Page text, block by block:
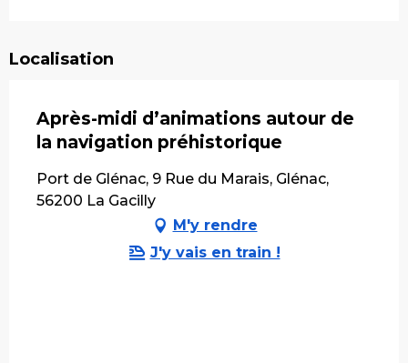
Localisation
Après-midi d’animations autour de
la navigation préhistorique
Port de Glénac, 9 Rue du Marais, Glénac,
56200 La Gacilly
M'y rendre
J'y vais en train !